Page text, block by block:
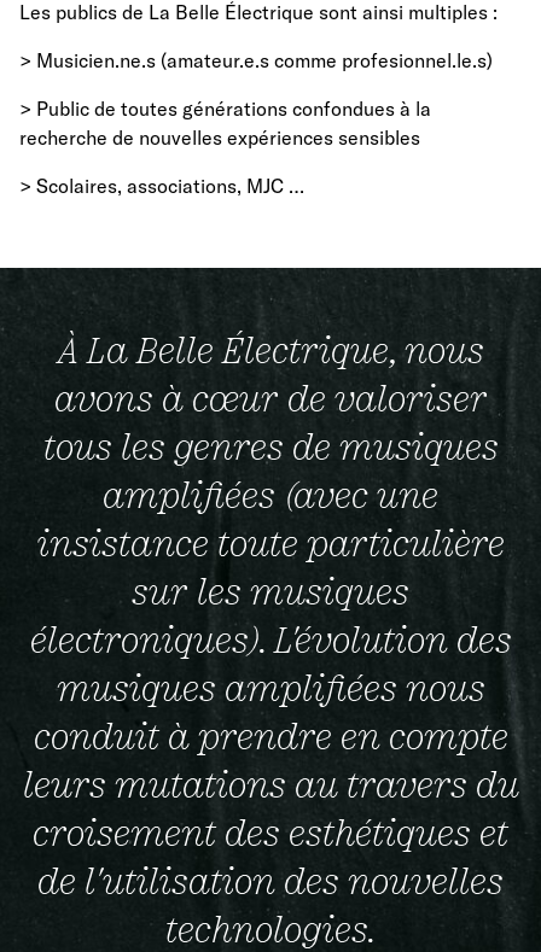
Les publics de La Belle Électrique sont ainsi multiples :
> Musicien.ne.s (amateur.e.s comme profesionnel.le.s)
> Public de toutes générations confondues à la
recherche de nouvelles expériences sensibles
> Scolaires, associations, MJC …
À La Belle Électrique, nous
avons à cœur de valoriser
tous les genres de musiques
amplifiées (avec une
insistance toute particulière
sur les musiques
électroniques). L'évolution des
musiques amplifiées nous
conduit à prendre en compte
leurs mutations au travers du
croisement des esthétiques et
de l'utilisation des nouvelles
technologies.